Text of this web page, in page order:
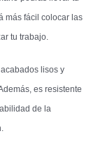
más fácil colocar las
tu trabajo.
lisos y
es resistente
de la